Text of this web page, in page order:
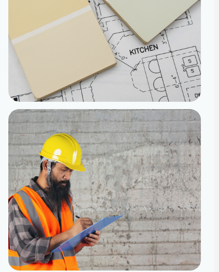
تنفيذ
الدقة من المخطط إلى الواقع